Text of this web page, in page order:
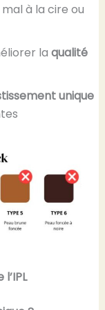
à la cire ou
la qualité
unique